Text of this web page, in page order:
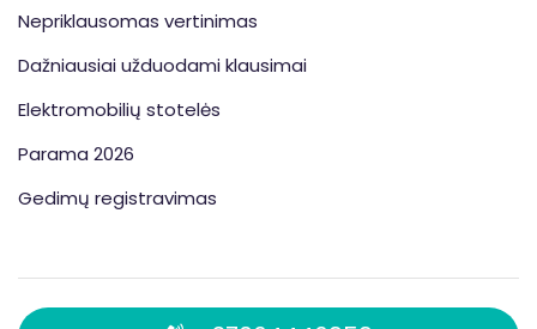
Nepriklausomas vertinimas
Dažniausiai užduodami klausimai
Elektromobilių stotelės
Parama 2026
Gedimų registravimas